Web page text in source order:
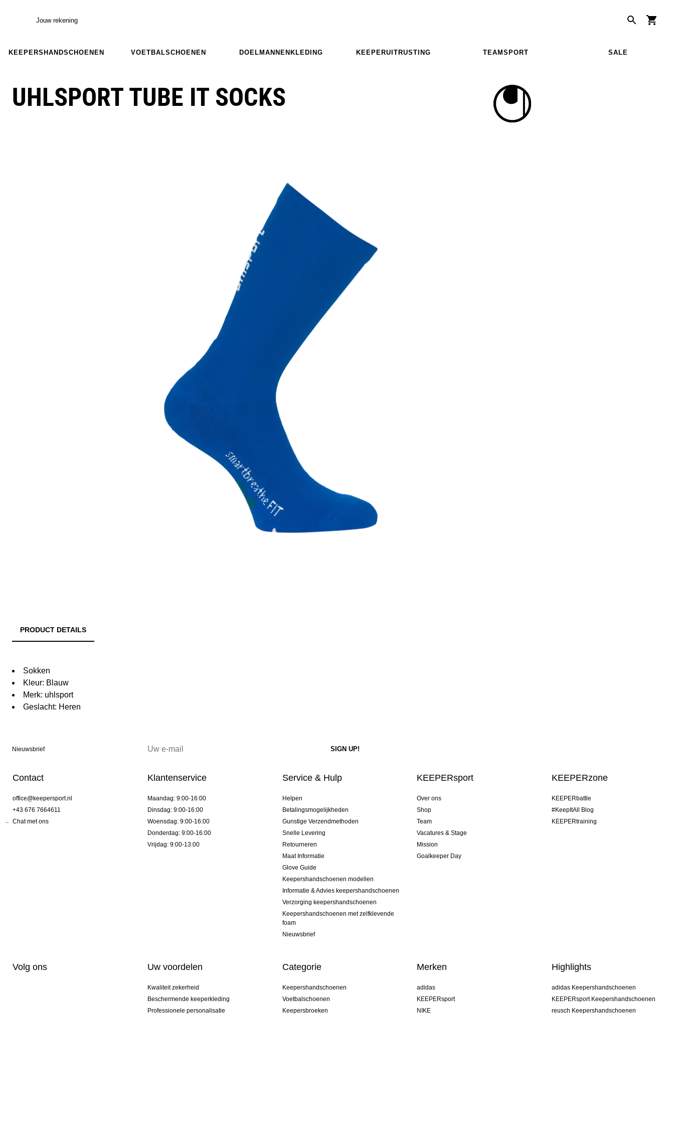
Jouw rekening
KEEPERSHANDSCHOENEN VOETBALSCHOENEN DOELMANNENKLEDING KEEPERUITRUSTING TEAMSPORT SALE
UHLSPORT TUBE IT SOCKS
PRODUCT DETAILS
Sokken
Kleur: Blauw
Merk: uhlsport
Geslacht: Heren
Nieuwsbrief
Contact
office@keepersport.nl
+43 676 7664611
Chat met ons
Klantenservice
Maandag: 9:00-16:00
Dinsdag: 9:00-16:00
Woensdag: 9:00-16:00
Donderdag: 9:00-16:00
Vrijdag: 9:00-13:00
Service & Hulp
Helpen
Betalingsmogelijkheden
Gunstige Verzendmethoden
Snelle Levering
Retourneren
Maat Informatie
Glove Guide
Keepershandschoenen modellen
Informatie & Advies keepershandschoenen
Verzorging keepershandschoenen
Keepershandschoenen met zelfklevende
foam
Nieuwsbrief
KEEPERsport
Over ons
Shop
Team
Vacatures & Stage
Mission
Goalkeeper Day
KEEPERzone
KEEPERbattle
#KeepItAll Blog
KEEPERtraining
Volg ons Uw voordelen
Kwaliteit zekerheid
Beschermende keeperkleding
Professionele personalisatie
Categorie
Keepershandschoenen
Voetbalschoenen
Keepersbroeken
Merken
adidas
KEEPERsport
NIKE
Highlights
adidas Keepershandschoenen
KEEPERsport Keepershandschoenen
reusch Keepershandschoenen